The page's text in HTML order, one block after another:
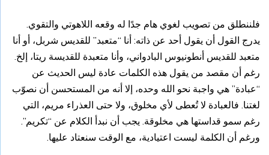
فلننطلق من تصويب لغوي هام جدًا له وقعه اللاهوتي والتقوي.
يدرج القول أن يقول أحد عن ذاته: أنا “متعبد” للقديس شربل، أو أنا
متعبد للقديس أنطونيوس البادواني، وأنا متعبدة للقديسة ريتا، إلخ.
رغم أن مقصد من يقول هذه الكلمات عادة ليس الحديث عن
“عبادة” هي واجبة نحو الله وحده، إلا أنه من المستحسن أن نصوّب
لغتنا. فالعبادة لا تُعطى لأي مخلوق، ولا حتى العذراء مريم، التي
رغم سمو قداستها هي مخلوقة. يجب أن نبدأ الكلام عن “تكريم”.
ورغم أن الكلمة ليست اعتيادية، مع الوقت سنعتاد عليها.